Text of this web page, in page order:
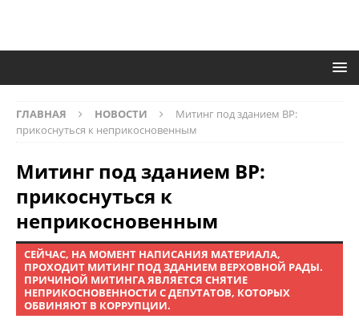
ГЛАВНАЯ НОВОСТИ
Митинг под зданием ВР:
прикоснуться к неприкосновенным
Митинг под зданием ВР:
прикоснуться к
неприкосновенным
СЕЙЧАС, НА МОМЕНТ НАПИСАНИЯ МАТЕРИАЛА,
ПРОХОДИТ МИТИНГ ПОД ЗДАНИЕМ ВЕРХОВНОЙ РАДЫ.
ПРИЧИНОЙ МИТИНГА ЯВЛЯЕТСЯ СНЯТИЕ
НЕПРИКОСНОВЕННОСТИ С ДЕПУТАТОВ, КОТОРЫХ
ОБВИНЯЮТ В КОРРУПЦИИ.